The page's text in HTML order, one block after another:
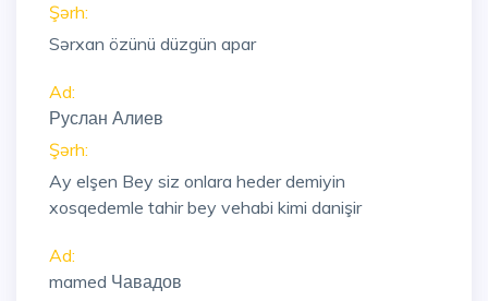
Şərh:
Sərxan özünü düzgün apar
Ad:
Руслан Алиев
Şərh:
Ay elşen Bey siz onlara heder demiyin
xosqedemle tahir bey vehabi kimi danişir
Ad:
mamed Чавадов